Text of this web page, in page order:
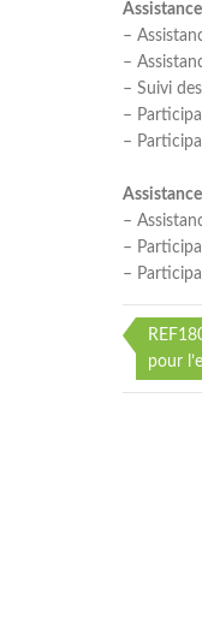
–
–
– Suivi
–
–
–
–
–
pour